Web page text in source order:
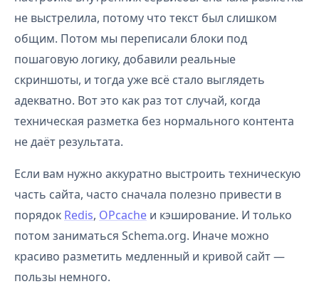
не выстрелила, потому что текст был слишком
общим. Потом мы переписали блоки под
пошаговую логику, добавили реальные
скриншоты, и тогда уже всё стало выглядеть
адекватно. Вот это как раз тот случай, когда
техническая разметка без нормального контента
не даёт результата.
Если вам нужно аккуратно выстроить техническую
часть сайта, часто сначала полезно привести в
порядок Redis, OPcache и кэширование. И только
потом заниматься Schema.org. Иначе можно
красиво разметить медленный и кривой сайт —
пользы немного.